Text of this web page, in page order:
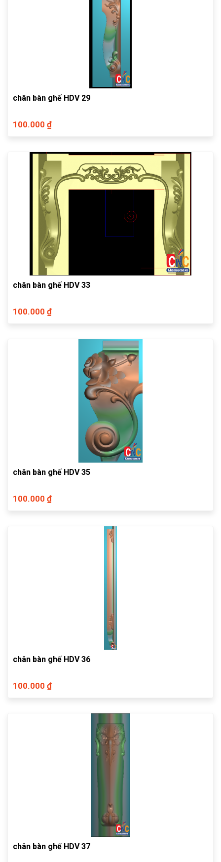
chân bàn ghế HDV 29
100.000 ₫
chân bàn ghế HDV 33
100.000 ₫
chân bàn ghế HDV 35
100.000 ₫
chân bàn ghế HDV 36
100.000 ₫
chân bàn ghế HDV 37